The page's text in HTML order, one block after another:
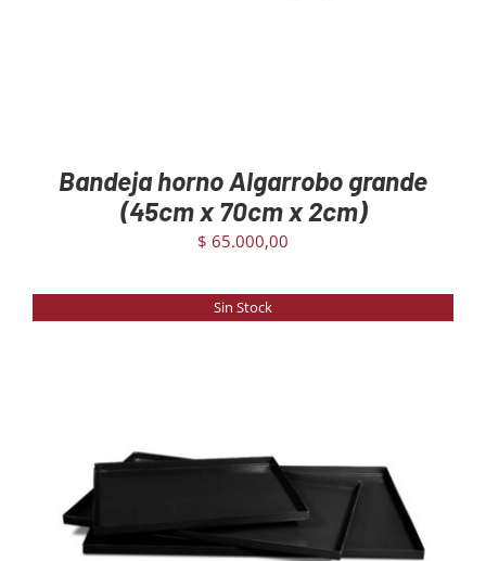
Bandeja horno Algarrobo grande
(45cm x 70cm x 2cm)
$ 65.000,00
Sin Stock